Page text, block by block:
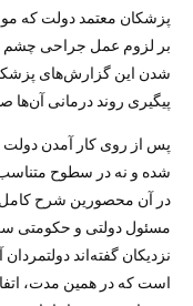
پزشکان معتمد دولت که
بر لزوم عمل جراحی چشم
شدن این گزارش‌های
پیگیری روند درمانی
پس از روی کار آمدن دولت
شده و نه در سطوح
در آن محصورین شرح کامل
مسئول دولتی و حکومتی
نزدیکان گفته‌اند
است که در همین مدت،